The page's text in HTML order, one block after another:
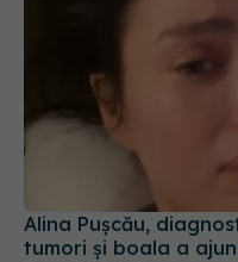
Alina Pușcău,
tumori și boala a